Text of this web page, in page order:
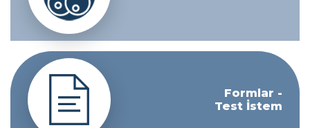
Formlar -
Test İstem